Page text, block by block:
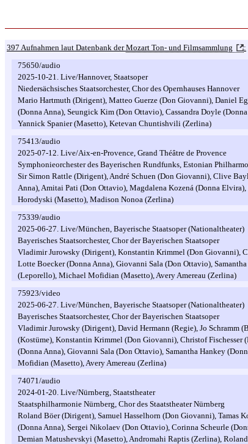
397 Aufnahmen laut Datenbank derMozart Ton- und Filmsammlung
:
75650/audio
2025-10-21. Live/Hannover, Staatsoper
Niedersächsisches Staatsorchester, Chor des Opernhauses Hannover
Mario Hartmuth (Dirigent), Matteo Guerze (Don Giovanni), Daniel
(Donna Anna), Seungick Kim (Don Ottavio), Cassandra Doyle
Yannick Spanier (Masetto), Ketevan Chuntishvili (Zerlina)
75413/audio
2025-07-12. Live/Aix-en-Provence, Grand Théâtre de Provence
Symphonieorchester des Bayerischen Rundfunks, Estonian
Sir Simon Rattle (Dirigent), André Schuen (Don Giovanni), Clive
Anna), Amitai Pati (Don Ottavio), Magdalena Kozená (Donna
Horodyski (Masetto), Madison Nonoa (Zerlina)
75339/audio
2025-06-27. Live/München, Bayerische Staatsoper (Nationaltheater)
Bayerisches Staatsorchester, Chor der Bayerischen Staatsoper
Vladimir Jurowsky (Dirigent), Konstantin Krimmel (Don Giovanni),
Lotte Boecker (Donna Anna), Giovanni Sala (Don Ottavio),
(Leporello), Michael Mofidian (Masetto), Avery Amereau (Zerlina)
75923/video
2025-06-27. Live/München, Bayerische Staatsoper (Nationaltheater)
Bayerisches Staatsorchester, Chor der Bayerischen Staatsoper
Vladimir Jurowsky (Dirigent), David Hermann (Regie), Jo Schramm
(Kostüme), Konstantin Krimmel (Don Giovanni), Christof Fischesser
(Donna Anna), Giovanni Sala (Don Ottavio), Samantha Hankey
Mofidian (Masetto), Avery Amereau (Zerlina)
74071/audio
2024-01-20. Live/Nürnberg, Staatstheater
Staatsphilharmonie Nürnberg, Chor des Staatstheater Nürnberg
Roland Böer (Dirigent), Samuel Hasselhorn (Don Giovanni), Tamas
(Donna Anna), Sergei Nikolaev (Don Ottavio), Corinna Scheurle
Demian Matushevskyi (Masetto), Andromahi Raptis (Zerlina),